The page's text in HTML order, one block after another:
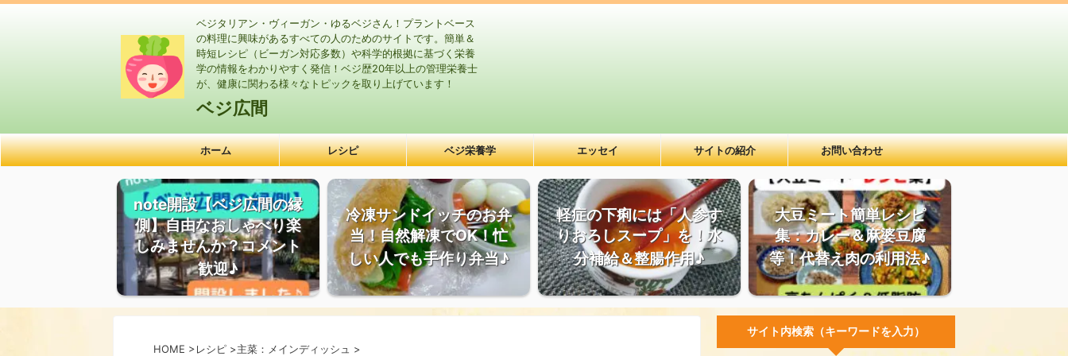
ベジタリアン・ヴィーガン・ゆるベジさん！プラントベース
の料理に興味があるすべての人のためのサイトです。簡単＆
時短レシピ（ビーガン対応多数）や科学的根拠に基づく栄養
学の情報をわかりやすく発信！ベジ歴20年以上の管理栄養士
が、健康に関わる様々なトピックを取り上げています！
ベジ広間
ホーム レシピ ベジ栄養学 エッセイ サイトの紹介 お問い合わせ
note開設【ベジ広間の縁
側】自由なおしゃべり楽
しみませんか？コメント
歓迎♪
冷凍サンドイッチのお弁
当！自然解凍でOK！忙
しい人でも手作り弁当♪
軽症の下痢には「人参す
りおろしスープ」を！水
分補給＆整腸作用♪
大豆ミート簡単レシピ
集：カレー＆麻婆豆腐
等！代替え肉の利用法♪
HOME >レシピ >主菜：メインディッシュ >
サイト内検索（キーワードを入力）